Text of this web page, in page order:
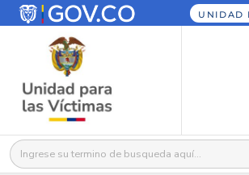
UNIDAD
Buscar: